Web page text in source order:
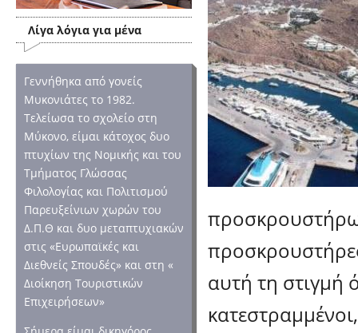
Λίγα λόγια για μένα
Γεννήθηκα από γονείς
Μυκονιάτες το 1982.
Τελείωσα το σχολείο στη
Μύκονο, είμαι κάτοχος δυο
πτυχίων της Νομικής και του
Τμήματος Γλώσσας
Φιλολογίας και Πολιτισμού
Παρευξείνιων χωρών του
Δ.Π.Θ και δυο μεταπτυχιακών
στις «Ευρωπαϊκές και
Διεθνείς Σπουδές» και στη «
Διοίκηση Τουριστικών
Επιχειρήσεων»
αυτή τη στιγμή